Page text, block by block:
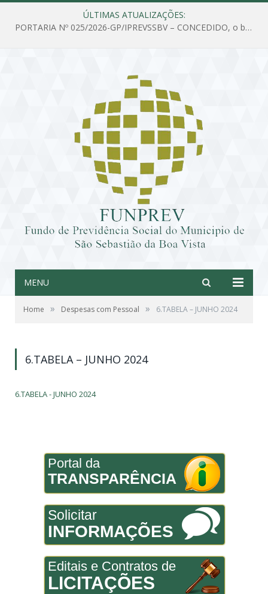
ÚLTIMAS ATUALIZAÇÕES:
PORTARIA Nº 025/2026-GP/IPREVSSBV – CONCEDIDO, o benefício de PENSÃO a MARIA ESTELA DOS SANTOS SOUZA
MENU
Home » Despesas com Pessoal » 6.TABELA – JUNHO 2024
6.TABELA – JUNHO 2024
6.TABELA - JUNHO 2024
Portal da
TRANSPARÊNCIA
Solicitar
INFORMAÇÕES
Editais e Contratos de
LICITAÇÕES